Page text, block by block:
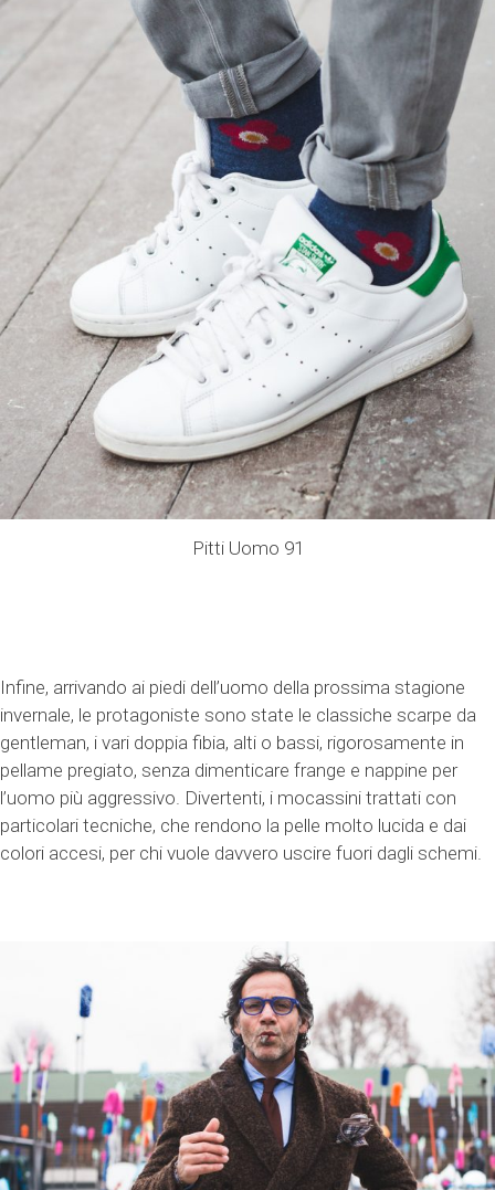
Pitti Uomo 91
Infine, arrivando ai piedi dell’uomo della prossima stagione
invernale, le protagoniste sono state le classiche scarpe da
gentleman, i vari doppia fibia, alti o bassi, rigorosamente in
pellame pregiato, senza dimenticare frange e nappine per
l’uomo più aggressivo. Divertenti, i mocassini trattati con
particolari tecniche, che rendono la pelle molto lucida e dai
colori accesi, per chi vuole davvero uscire fuori dagli schemi.